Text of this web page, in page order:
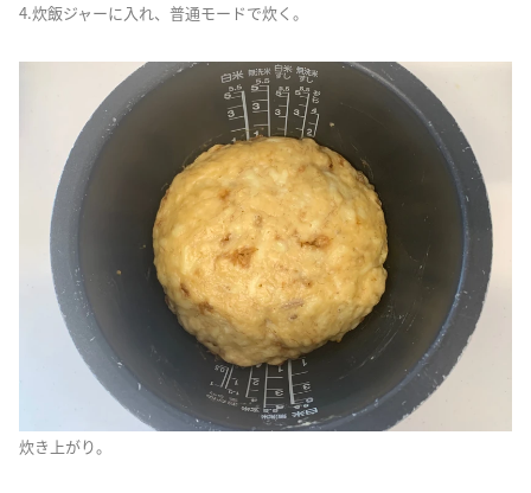
4.炊飯ジャーに入れ、普通モードで炊く。
炊き上がり。